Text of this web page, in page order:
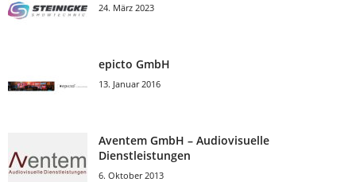
24. März 2023
epicto GmbH
13. Januar 2016
Aventem GmbH – Audiovisuelle
Dienstleistungen
6. Oktober 2013